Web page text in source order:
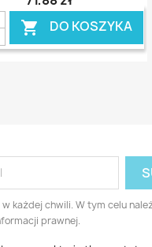
 DO KOSZYKA
każdej chwili. W tym celu
prawnej.